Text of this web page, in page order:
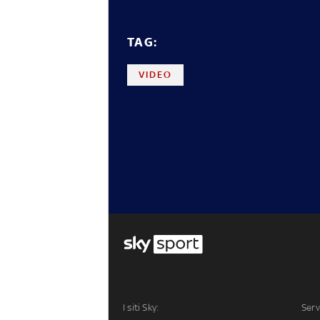
TAG:
VIDEO
I siti Sky: